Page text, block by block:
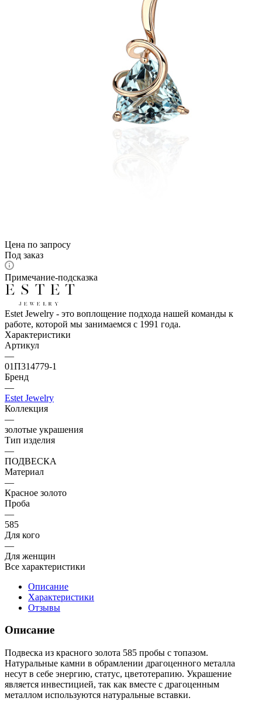
Цена по запросу
Под заказ
Примечание-подсказка
Estet Jewelry - это воплощение подхода нашей команды к
работе, которой мы занимаемся с 1991 года.
Характеристики
Артикул
—
01П314779-1
Бренд
—
Estet Jewelry
Коллекция
—
золотые украшения
Тип изделия
—
ПОДВЕСКА
Материал
—
Красное золото
Проба
—
585
Для кого
—
Для женщин
Все характеристики
Описание
Характеристики
Отзывы
Описание
Подвеска из красного золота 585 пробы с топазом.
Натуральные камни в обрамлении драгоценного металла
несут в себе энергию, статус, цветотерапию. Украшение
является инвестицией, так как вместе с драгоценным
металлом используются натуральные вставки.